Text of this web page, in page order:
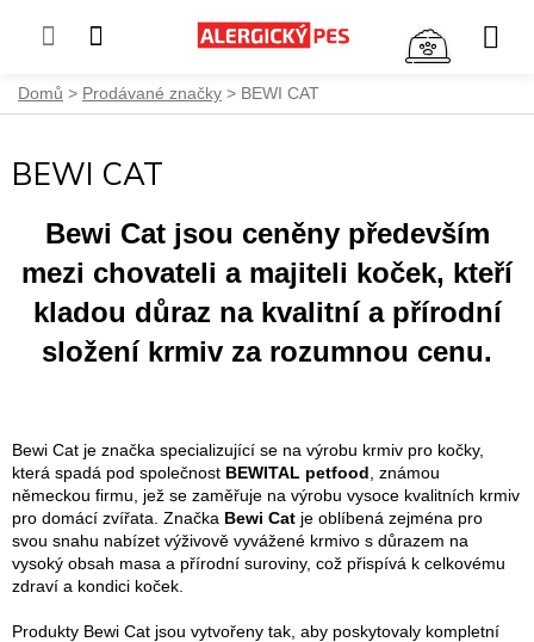
PřejítDomů Prodávané značky BEWI CAT
BEWI CAT
Bewi Cat jsou ceněny především
mezi chovateli a majiteli koček, kteří
kladou důraz na kvalitní a přírodní
složení krmiv za rozumnou cenu.
Bewi Cat je značka specializující se na výrobu krmiv pro kočky,
která spadá pod společnost BEWITAL petfood , známou
německou firmu, jež se zaměřuje na výrobu vysoce kvalitních krmiv
pro domácí zvířata. Značka Bewi Cat je oblíbená zejména pro
svou snahu nabízet výživově vyvážené krmivo s důrazem na
vysoký obsah masa a přírodní suroviny, což přispívá k celkovému
zdraví a kondici koček.
Produkty Bewi Cat jsou vytvořeny tak, aby poskytovaly kompletní